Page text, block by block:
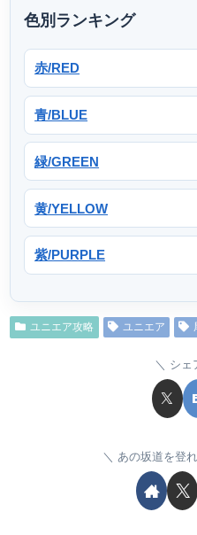
色別ランキング
赤/RED
青/BLUE
緑/GREEN
黄/YELLOW
紫/PURPLE
ユニエア攻略 ユニエア
シェ
あの坂道を登